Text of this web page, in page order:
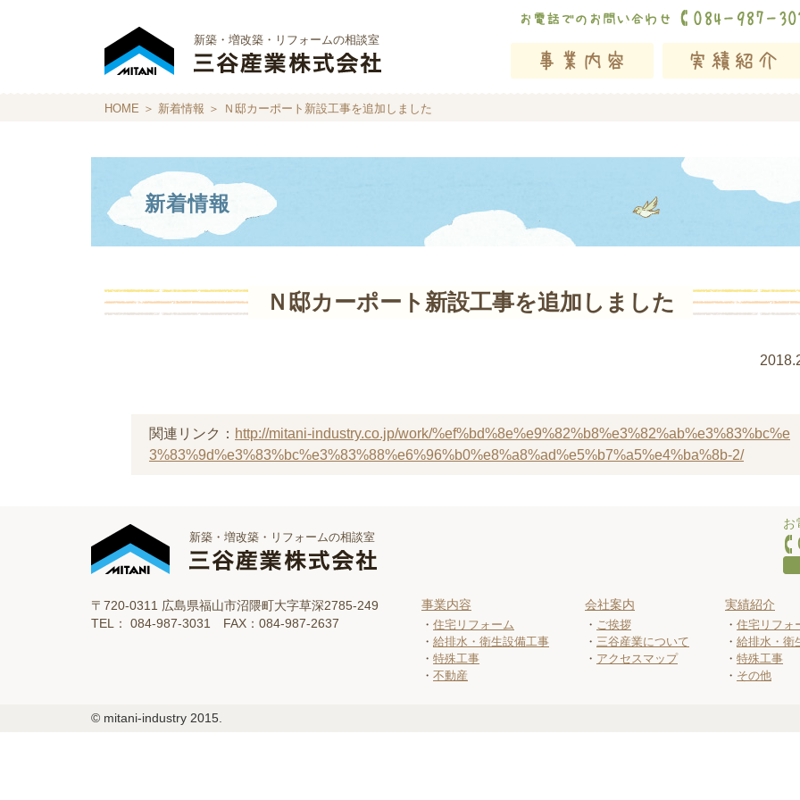
新築・増改築・リフォームの相談室
HOME ＞ 新着情報 ＞ Ｎ邸カーポート新設工事を追加しました
新着情報
Ｎ邸カーポート新設工事を追加しました
関連リンク： http://mitani-industry.co.jp/work/%ef%bd%8e%e9%82%b8%e3%82%ab%e3%83%bc%e
3%83%9d%e3%83%bc%e3%83%88%e6%96%b0%e8%a8%ad%e5%b7%a5%e4%ba%8b-2/
新築・増改築・リフォームの相談室
〒720-0311 広島県福山市沼隈町大字草深2785-249
TEL： 084-987-3031 FAX：084-987-2637
お
事業内容
住宅リフォーム
給排水・衛生設備工事
特殊工事
不動産
会社案内
ご挨拶
三谷産業について
アクセスマップ
実績紹介
住宅リフォ
給排水・衛
特殊工事
その他
© mitani-industry 2015.